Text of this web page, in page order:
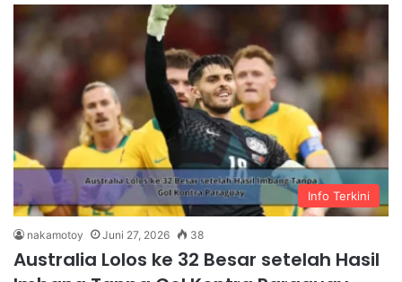
Info Terkini
nakamotoy Juni 27, 2026 38
Australia Lolos ke 32 Besar setelah Hasil